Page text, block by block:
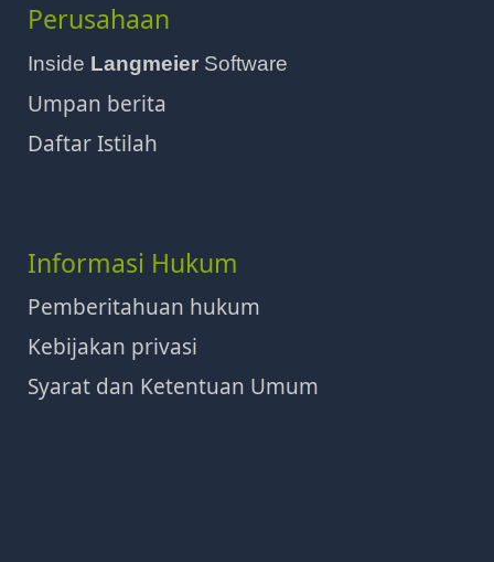
Perusahaan
Inside Langmeier Software
Umpan berita
Daftar Istilah
Informasi Hukum
Pemberitahuan hukum
Kebijakan privasi
Syarat dan Ketentuan Umum